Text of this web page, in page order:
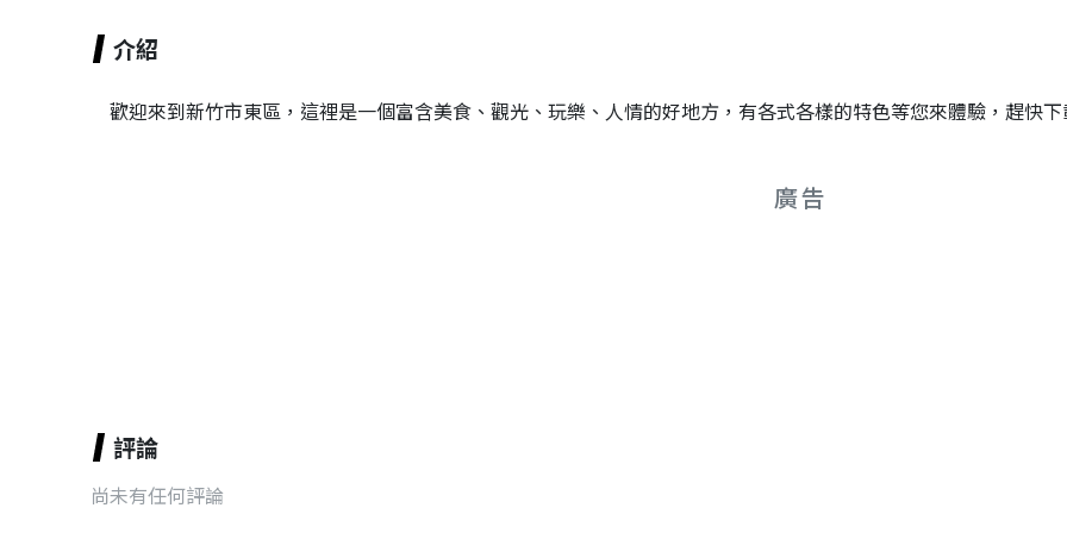
介紹
歡迎來到新竹市東區，這裡是一個富含美食、觀光、玩樂、人情的好地方，有各式各樣的特色等您來體驗，趕快下
廣告
評論
尚未有任何評論